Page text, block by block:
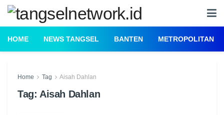
HOME NEWS TANGSEL BANTEN METROPOLITAN
Home Tag Aisah Dahlan
Tag: Aisah Dahlan